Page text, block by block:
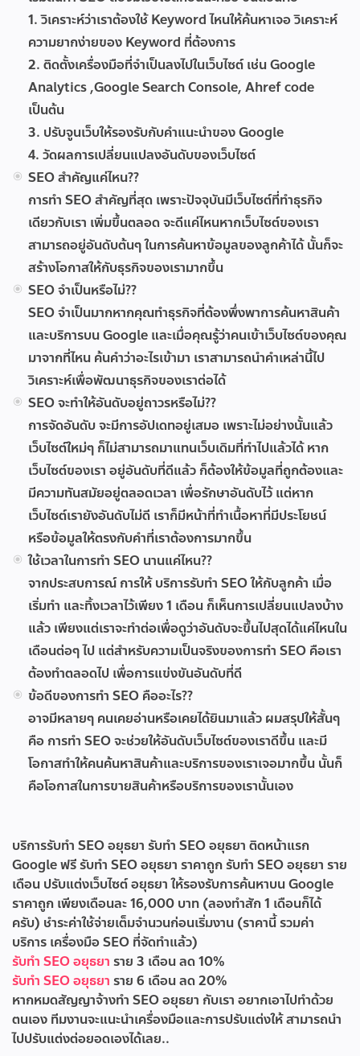
1. วิเคราะห์ว่าเราต้องใช้ Keyword ไหนให้ค้นหาเจอ วิเคราะห์
ความยากง่ายของ Keyword ที่ต้องการ
2. ติดตั้งเครื่องมือที่จำเป็นลงไปในเว็บไซต์ เช่น Google
Analytics ,Google Search Console, Ahref code
เป็นต้น
3. ปรับจูนเว็บให้รองรับกับคำแนะนำของ Google
4. วัดผลการเปลี่ยนแปลงอันดับของเว็บไซต์
SEO สำคัญแค่ไหน??
การทำ SEO สำคัญที่สุด เพราะปัจจุบันมีเว็บไซต์ที่ทำธุรกิจ
เดียวกับเรา เพิ่มขึ้นตลอด จะดีแค่ไหนหากเว็บไซต์ของเรา
สามารถอยู่อันดับต้นๆ ในการค้นหาข้อมูลของลูกค้าได้ นั้นก็จะ
สร้างโอกาสให้กับธุรกิจของเรามากขึ้น
SEO จำเป็นหรือไม่??
SEO จำเป็นมากหากคุณทำธุรกิจที่ต้องพึ่งพาการค้นหาสินค้า
และบริการบน Google และเมื่อคุณรู้ว่าคนเข้าเว็บไซต์ของคุณ
มาจากที่ไหน ค้นคำว่าอะไรเข้ามา เราสามารถนำคำเหล่านี้ไป
วิเคราะห์เพื่อพัฒนาธุรกิจของเราต่อได้
SEO จะทำให้อันดับอยู่ถาวรหรือไม่??
การจัดอันดับ จะมีการอัปเดทอยู่เสมอ เพราะไม่อย่างนั้นแล้ว
เว็บไซต์ใหม่ๆ ก็ไม่สามารถมาแทนเว็บเดิมที่ทำไปแล้วได้ หาก
เว็บไซต์ของเรา อยู่อันดับที่ดีแล้ว ก็ต้องให้ข้อมูลที่ถูกต้องและ
มีความทันสมัยอยู่ตลอดเวลา เพื่อรักษาอันดับไว้ แต่หาก
เว็บไซต์เรายังอันดับไม่ดี เราก็มีหน้าที่ทำเนื้อหาที่มีประโยชน์
หรือข้อมูลให้ตรงกับคำที่เราต้องการมากขึ้น
ใช้เวลาในการทำ SEO นานแค่ไหน??
จากประสบการณ์ การให้ บริการรับทำ SEO ให้กับลูกค้า เมื่อ
เริ่มทำ และทิ้งเวลาไว้เพียง 1 เดือน ก็เห็นการเปลี่ยนแปลงบ้าง
แล้ว เพียงแต่เราจะทำต่อเพื่อดูว่าอันดับจะขึ้นไปสุดได้แค่ไหนใน
เดือนต่อๆ ไป แต่สำหรับความเป็นจริงของการทำ SEO คือเรา
ต้องทำตลอดไป เพื่อการแข่งขันอันดับที่ดี
ข้อดีของการทำ SEO คืออะไร??
อาจมีหลายๆ คนเคยอ่านหรือเคยได้ยินมาแล้ว ผมสรุปให้สั้นๆ
คือ การทำ SEO จะช่วยให้อันดับเว็บไซต์ของเราดีขึ้น และมี
โอกาสทำให้คนค้นหาสินค้าและบริการของเราเจอมากขึ้น นั้นก็
คือโอกาสในการขายสินค้าหรือบริการของเรานั้นเอง
บริการรับทำ SEO อยุธยา รับทำ SEO อยุธยา ติดหน้าแรก
Google ฟรีรับทํา SEO อยุธยา ราคาถูกรับทํา SEO อยุธยา ราย
เดือน ปรับแต่งเว็บไซต์ อยุธยา ให้รองรับการค้นหาบน Google
ราคาถูก เพียงเดือนละ 16,000 บาท (ลองทำสัก 1 เดือนก็ได้
ครับ) ชำระค่าใช้จ่ายเต็มจำนวนก่อนเริ่มงาน (ราคานี้ รวมค่า
บริการ เครื่องมือ SEO ที่จัดทำแล้ว)
รับทำ SEO อยุธยา ราย 3 เดือน ลด 10%
รับทำ SEO อยุธยา ราย 6 เดือน ลด 20%
หากหมดสัญญาจ้างทำ SEO อยุธยา กับเรา อยากเอาไปทำด้วย
ตนเอง ทีมงานจะแนะนำเครื่องมือและการปรับแต่งให้ สามารถนำ
ไปปรับแต่งต่อยอดเองได้เลย..